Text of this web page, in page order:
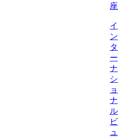
座
イ
ン
タ
ー
ナ
シ
ョ
ナ
ル
ビ
ュ